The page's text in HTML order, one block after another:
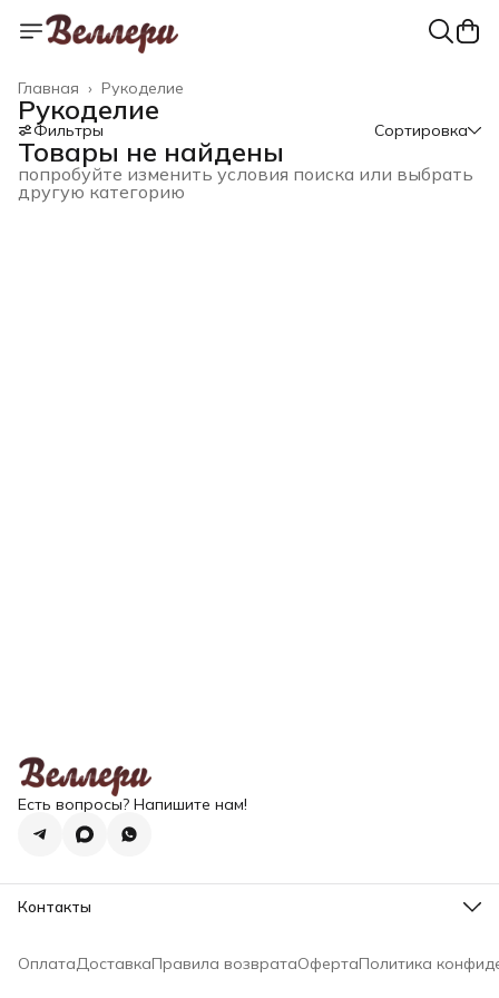
Рукоделие
Главная ›
Рукоделие
Фильтры Сортировка
Товары не найдены
попробуйте изменить условия поиска или выбрать
другую категорию
Есть вопросы? Напишите нам!
Контакты
ОплатаДоставкаПравила возвратаОфертаПолитика